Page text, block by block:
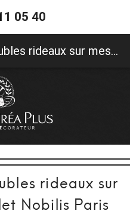
rideaux sur
Nobilis Paris
05 40
Confection de doubles rideaux sur mesure Tête oeillet Nobilis Paris